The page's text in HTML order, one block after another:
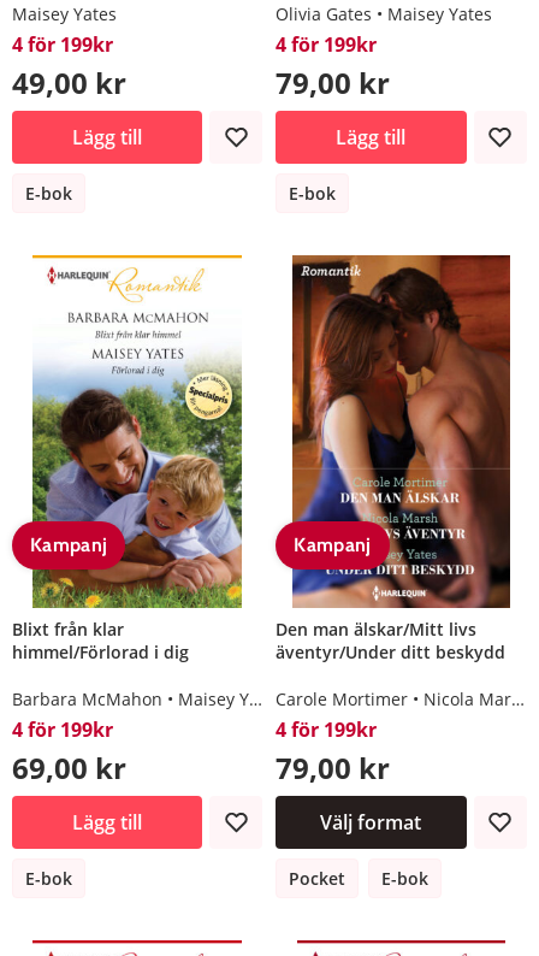
Maisey Yates
4 för 199kr
49,00 kr
Lägg till
E-bok
Olivia Gates Maisey Yates
4 för 199kr
79,00 kr
Lägg till
E-bok
Kampanj
Blixt från klar
himmel/Förlorad i dig
Barbara McMahon Maisey Yates
4 för 199kr
69,00 kr
Lägg till
E-bok
Kampanj
Den man älskar/Mitt livs
äventyr/Under ditt beskydd
Carole Mortimer Nicola Marsh
4 för 199kr
79,00 kr
Välj format
Pocket E-bok